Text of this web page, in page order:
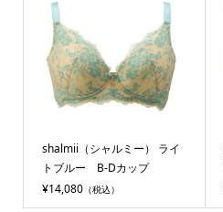
shalmii（シャルミー） ライ
トブルー B-Dカップ
¥14,080（税込）